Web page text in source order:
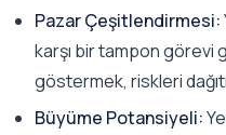
Pazar Çeşitlendirmesi:
karşı bir tampon görevi
göstermek, riskleri
Büyüme Potansiyeli: